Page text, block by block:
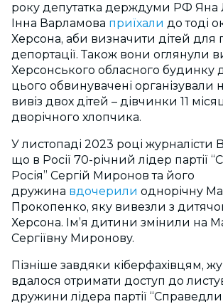
року депутатка держдуми РФ Яна
Інна Варламова приїхали до тоді
Херсона, аби визначити дітей для
депортації. Також вони оглянули
Херсонського обласного будинку
цього обвинувачені організували
вивіз двох дітей – дівчинки 11
дворічного хлопчика.
У листопаді 2023 році журналісти
що в Росії 70-річний лідер партії
Росія” Сергій Миронов та його
дружина вдочерили однорічну
Прокопенко, яку вивезли з
Херсона. Імʼя дитини змінили на
Сергіївну Миронову.
Пізніше завдяки кіберфахівцям,
вдалося отримати доступ до
дружини лідера партії